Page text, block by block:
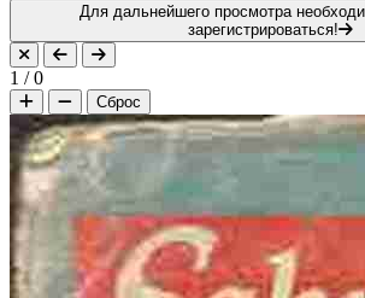
Для дальнейшего просмотра необходимо войти или
зарегистрироваться!
1 /0
Сброс